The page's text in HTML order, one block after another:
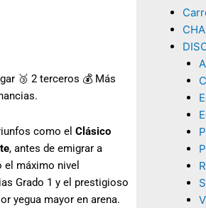
🥉 2 terceros 💰 Más
como el Clásico
, antes de emigrar a
el máximo nivel
Grado 1 y el prestigioso
yegua mayor en arena.